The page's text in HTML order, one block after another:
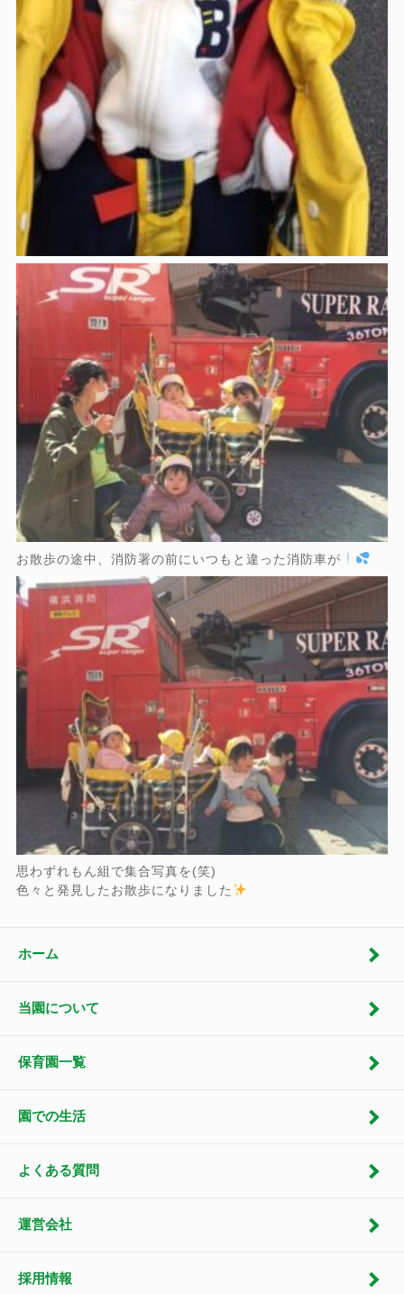
お散歩の途中、消防署の前にいつもと違った消防車が
思わずれもん組で集合写真を(笑)
色々と発見したお散歩になりました
ホーム
当園について
保育園一覧
園での生活
よくある質問
運営会社
採用情報